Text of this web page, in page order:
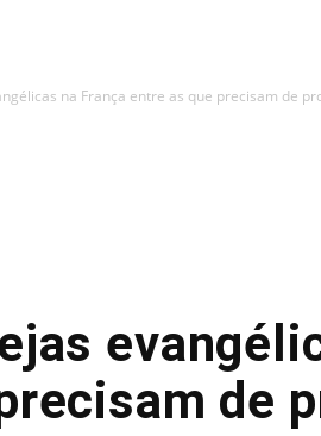
na França entre as que precisam de
de